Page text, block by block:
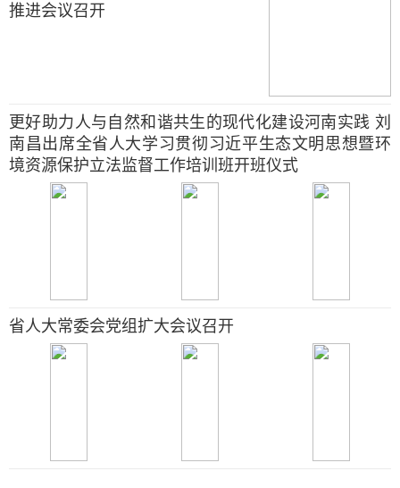
推进会议召开
更好助力人与自然和谐共生的现代化建设河南实践 刘
南昌出席全省人大学习贯彻习近平生态文明思想暨环
境资源保护立法监督工作培训班开班仪式
省人大常委会党组扩大会议召开